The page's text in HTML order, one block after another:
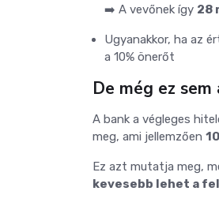
➡️ A vevőnek így 28
Ugyanakkor, ha az
a 10% önerőt
De még ez
A bank a végleges
meg, ami jellemzően
Ez azt mutatja meg,
kevesebb lehet a